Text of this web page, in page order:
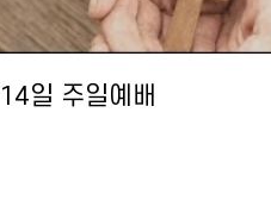
일 주일예배